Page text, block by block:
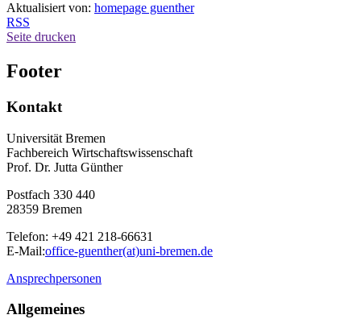
Aktualisiert von: homepage guenther
RSS
Seite drucken
Footer
Kontakt
Universität Bremen
Fachbereich Wirtschaftswissenschaft
Prof. Dr. Jutta Günther
Postfach 330 440
28359 Bremen
Telefon: +49 421 218-66631
E-Mail:office-guenther(at)uni-bremen.de
Ansprechpersonen
Allgemeines